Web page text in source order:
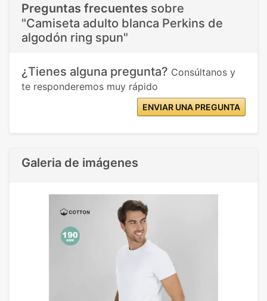
Preguntas frecuentes sobre
"Camiseta adulto blanca Perkins de
algodón ring spun"
¿Tienes alguna pregunta? Consúltanos y
te responderemos muy rápido
ENVIAR UNA PREGUNTA
Galeria de imágenes